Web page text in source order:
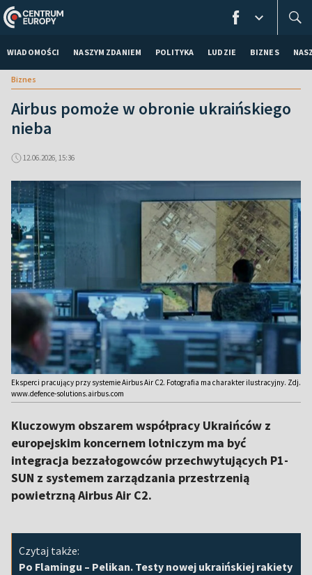
WIADOMOŚCI NASZYM ZDANIEM POLITYKA LUDZIE BIZNES
Biznes
Airbus pomoże w obronie ukraińskiego
nieba
12.06.2026, 15:36
Eksperci pracujący przy systemie Airbus Air C2. Fotografia ma charakter ilustracyjny. Zdj.
www.defence-solutions.airbus.com
Kluczowym obszarem współpracy Ukraińców z
europejskim koncernem lotniczym ma być
integracja bezzałogowców przechwytujących P1-
SUN z systemem zarządzania przestrzenią
powietrzną Airbus Air C2.
Czytaj także:
Po Flamingu – Pelikan. Testy nowej ukraińskiej rakiety